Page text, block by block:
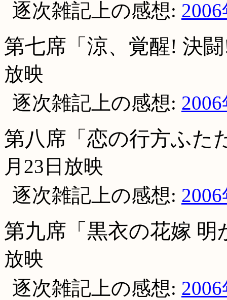
逐次雑記上の感想:
第七席「涼、覚醒! 決
放映
逐次雑記上の感想:
第八席「恋の行方ふた
月23日放映
逐次雑記上の感想:
第九席「黒衣の花嫁 明
放映
逐次雑記上の感想: